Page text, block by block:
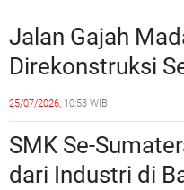
Jalan Gajah
Direkonstruksi
Empat Minggu,
Rekayasa Lalu
25/07/2026, 10:53 WIB
SMK Se-
dari Industri di